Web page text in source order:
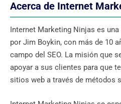
Acerca de Internet
Internet Marketing Ninjas es
por Jim Boykin, con más de 10
campo del SEO. La misión que
apoyar a sus clientes para que
sitios web a través de métodos